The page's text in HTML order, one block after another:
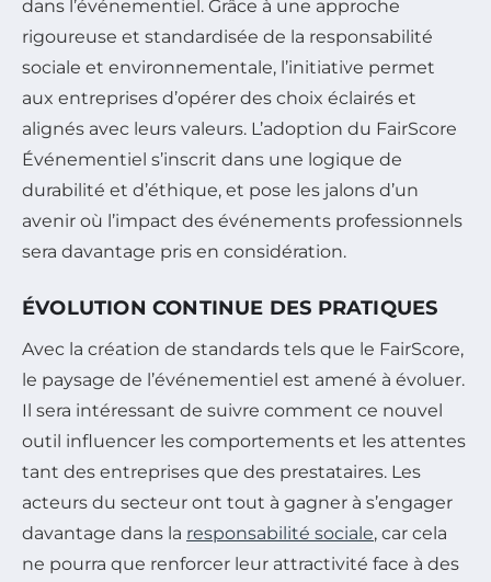
dans l’événementiel. Grâce à une approche
rigoureuse et standardisée de la responsabilité
sociale et environnementale, l’initiative permet
aux entreprises d’opérer des choix éclairés et
alignés avec leurs valeurs. L’adoption du FairScore
Événementiel s’inscrit dans une logique de
durabilité et d’éthique, et pose les jalons d’un
avenir où l’impact des événements professionnels
sera davantage pris en considération.
ÉVOLUTION CONTINUE DES PRATIQUES
Avec la création de standards tels que le FairScore,
le paysage de l’événementiel est amené à évoluer.
Il sera intéressant de suivre comment ce nouvel
outil influencer les comportements et les attentes
tant des entreprises que des prestataires. Les
acteurs du secteur ont tout à gagner à s’engager
davantage dans la responsabilité sociale, car cela
ne pourra que renforcer leur attractivité face à des